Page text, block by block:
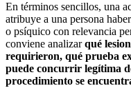
En términos sencillos, una
atribuye a una persona
o psíquico con relevancia
conviene analizarqué
requirieron, qué prueba
puede concurrir legítima
procedimiento se